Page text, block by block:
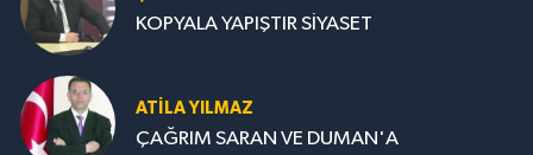
KOPYALA YAPIŞTIR SİYASET
ATILA YILMAZ
ÇAĞRIM SARAN VE DUMAN'A